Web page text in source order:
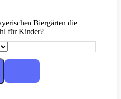
Biergärten die
für Kinder?